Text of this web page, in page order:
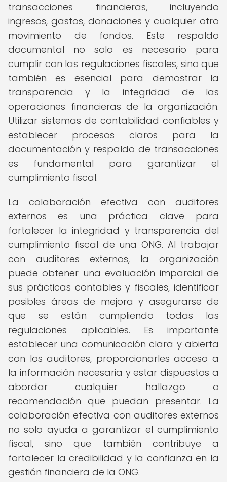
transacciones financieras, incluyendo
ingresos, gastos, donaciones y cualquier otro
movimiento de fondos. Este respaldo
documental no solo es necesario para
cumplir con las regulaciones fiscales, sino que
también es esencial para demostrar la
transparencia y la integridad de las
operaciones financieras de la organización.
Utilizar sistemas de contabilidad confiables y
establecer procesos claros para la
documentación y respaldo de transacciones
es fundamental para garantizar el
cumplimiento fiscal.
La colaboración efectiva con auditores
externos es una práctica clave para
fortalecer la integridad y transparencia del
cumplimiento fiscal de una ONG. Al trabajar
con auditores externos, la organización
puede obtener una evaluación imparcial de
sus prácticas contables y fiscales, identificar
posibles áreas de mejora y asegurarse de
que se están cumpliendo todas las
regulaciones aplicables. Es importante
establecer una comunicación clara y abierta
con los auditores, proporcionarles acceso a
la información necesaria y estar dispuestos a
abordar cualquier hallazgo o
recomendación que puedan presentar. La
colaboración efectiva con auditores externos
no solo ayuda a garantizar el cumplimiento
fiscal, sino que también contribuye a
fortalecer la credibilidad y la confianza en la
gestión financiera de la ONG.